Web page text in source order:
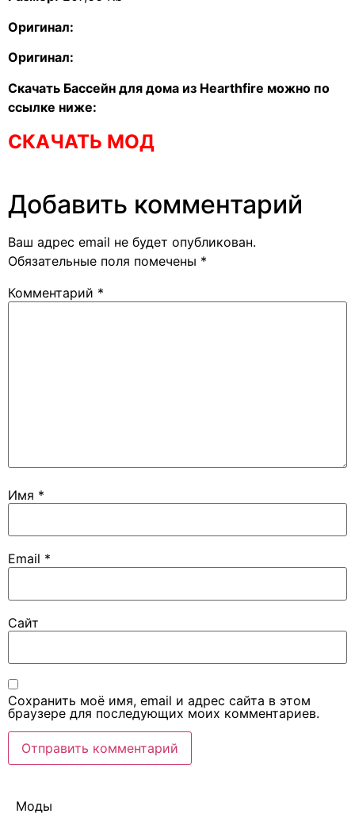
Оригинал:
Оригинал:
Скачать Бассейн для дома из Hearthfire можно по
ссылке ниже:
СКАЧАТЬ МОД
Добавить комментарий
Ваш адрес email не будет опубликован.
Обязательные поля помечены *
Комментарий *
Имя *
Email *
Сайт
Сохранить моё имя, email и адрес сайта в этом
браузере для последующих моих комментариев.
Моды